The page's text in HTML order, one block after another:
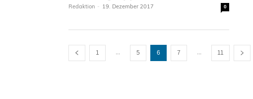
Redaktion - 19. Dezember 2017 0
1 ... 5 6 7 ... 11